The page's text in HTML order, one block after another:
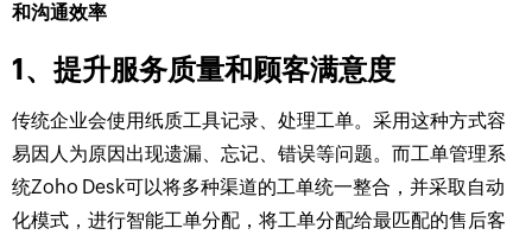
和沟通效率
1、提升服务质量和顾客满意度
传统企业会使用纸质工具记录、处理工单。采用这种方式容
易因人为原因出现遗漏、忘记、错误等问题。而工单管理系
统Zoho Desk可以将多种渠道的工单统一整合，并采取自动
化模式，进行智能工单分配，将工单分配给最匹配的售后客